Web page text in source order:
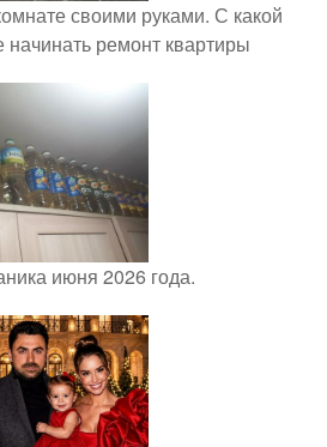
своими руками. С какой
ремонт квартиры
июня 2026 года.